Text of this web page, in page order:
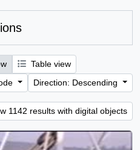
Table view
Direction: Descending
1142 results with digital objects